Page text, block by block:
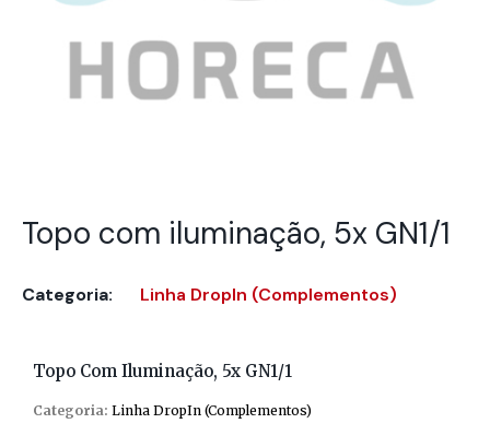
Topo com iluminação, 5x GN1/1
Categoria: Linha DropIn (Complementos)
Topo Com Iluminação, 5x GN1/1
Categoria: Linha DropIn (Complementos)